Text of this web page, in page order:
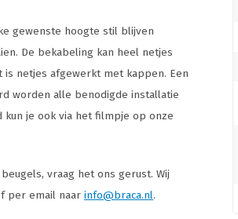
gewenste hoogte stil blijven
De bekabeling kan heel netjes
netjes afgewerkt met kappen. Een
worden alle benodigde installatie
je ook via het filmpje op onze
vraag het ons gerust. Wij
per email naar info@braca.nl.